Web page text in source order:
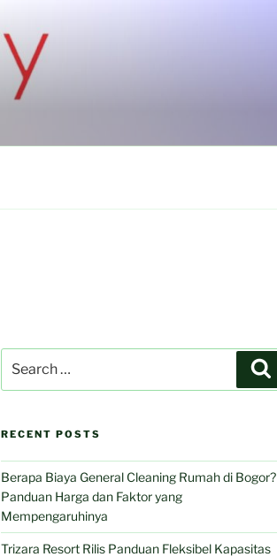
for:
RECENT POSTS
Berapa Biaya General Cleaning Rumah di Bogor?
Panduan Harga dan Faktor yang
Mempengaruhinya
Trizara Resort Rilis Panduan Fleksibel Kapasitas